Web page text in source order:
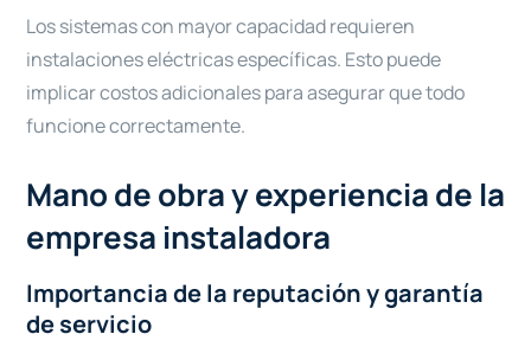
Los sistemas con mayor capacidad requieren
instalaciones eléctricas específicas. Esto puede
implicar costos adicionales para asegurar que todo
funcione correctamente.
Mano de obra y experiencia de la
empresa instaladora
Importancia de la reputación y garantía
de servicio